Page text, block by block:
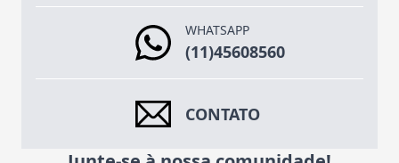
WHATSAPP
(11)45608560
CONTATO